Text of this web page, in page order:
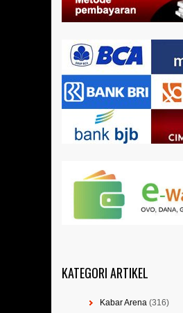
KATEGORI ARTIKEL
Kabar Arena (316)